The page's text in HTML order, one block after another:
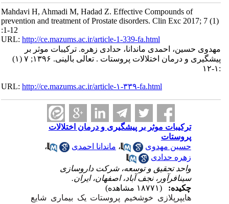
Mahdavi H, Ahmadi M, Hadad Z. Effective Compounds of
prevention and treatment of Prostate disorders. Clin Exc 2017; 7 (1)
:1-12
URL:http://ce.mazums.ac.ir/article-1-339-fa.html
مهدوی حسین، احمدی ماندانا، حدادی زهره. ترکیبات موثر بر
پیشگیری و درمان اختلالات پروستات . تعالی بالینی. ۱۳۹۶; ۷ (۱)
URL:http://ce.mazums.ac.ir/article-۱-۳۳۹-fa.html
ترکیبات موثر بر پیشگیری و درمان اختلالات
پروستات
حسین مهدوی
،ماندانا احمدی
،
زهره حدادی
واحد تحقیق و توسعه، شرکت داروسازی
سینافرآور، نجف آباد، اصفهان، ایران.
چکیده:
هایپرپلازی خوشخیم پروستات یک بیماری شایع